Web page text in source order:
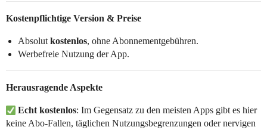
Kostenpflichtige Version & Preise
Absolut kostenlos, ohne Abonnementgebühren.
Werbefreie Nutzung der App.
Herausragende Aspekte
Echt kostenlos: Im Gegensatz zu den meisten Apps gibt es hier
keine Abo-Fallen, täglichen Nutzungsbegrenzungen oder nervigen